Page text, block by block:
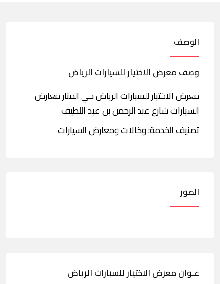
الوصف
وصف معرض الاختيار للسيارات الرياض
معرض الاختيار للسيارات الرياض حي المنار معارض
السيارات شارع عبد الرحمن بن عبد اللطيف
تصنيف الخدمة: وكالات ومعارض السيارات
الصور
عنوان معرض الاختيار للسيارات الرياض